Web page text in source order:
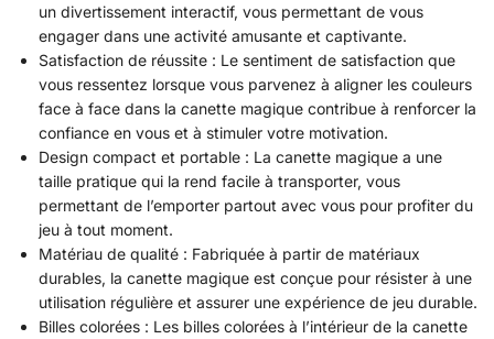
un divertissement interactif, vous permettant de vous
engager dans une activité amusante et captivante.
Satisfaction de réussite : Le sentiment de satisfaction que
vous ressentez lorsque vous parvenez à aligner les couleurs
face à face dans la canette magique contribue à renforcer la
confiance en vous et à stimuler votre motivation.
Design compact et portable : La canette magique a une
taille pratique qui la rend facile à transporter, vous
permettant de l’emporter partout avec vous pour profiter du
jeu à tout moment.
Matériau de qualité : Fabriquée à partir de matériaux
durables, la canette magique est conçue pour résister à une
utilisation régulière et assurer une expérience de jeu durable.
Billes colorées : Les billes colorées à l’intérieur de la canette